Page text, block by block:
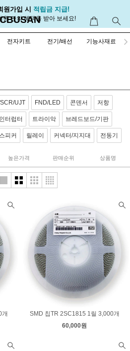
원가입 시 적립금 지급!
원 만의 혜택을 받아 보세요!
전자키트 전기/배선 기능사재료
UJT FND/LED 콘덴서 저항
터럽터 트라이악 브레드보드/기판
피커 릴레이 커넥터/지지대 전동기
높은가격 판매순위 상품명
SMD 칩TR 2SC1815 1릴 3,000개
60,000원